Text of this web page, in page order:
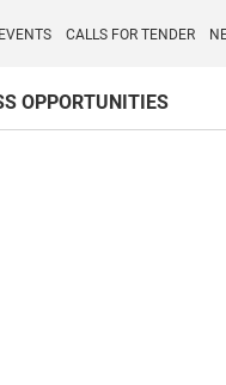
EVENTS CALLS FOR TENDER
OPPORTUNITIES